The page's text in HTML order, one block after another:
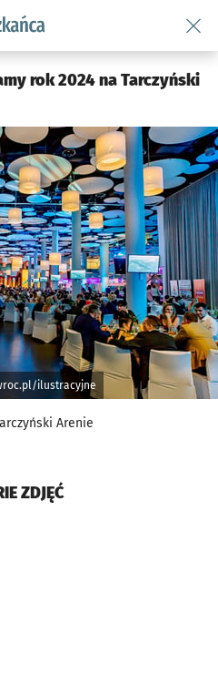
podserwis: Dla mieszkańca
rok 2024 na Tarczyński
ilustracyjne
Arenie
ZDJĘĆ